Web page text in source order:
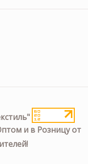
и в Розницу от